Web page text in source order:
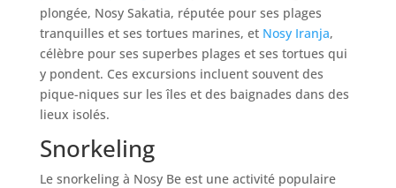
plongée, Nosy Sakatia, réputée pour ses plages
tranquilles et ses tortues marines, et Nosy Iranja,
célèbre pour ses superbes plages et ses tortues qui
y pondent. Ces excursions incluent souvent des
pique-niques sur les îles et des baignades dans des
lieux isolés.
Snorkeling
Le snorkeling à Nosy Be est une activité populaire